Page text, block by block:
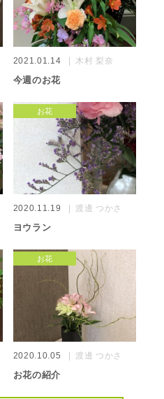
2021.01.14 木村 梨奈
今週のお花
お花
2020.11.19 渡邊 つかさ
ヨウラン
お花
2020.10.05 渡邊 つかさ
お花の紹介